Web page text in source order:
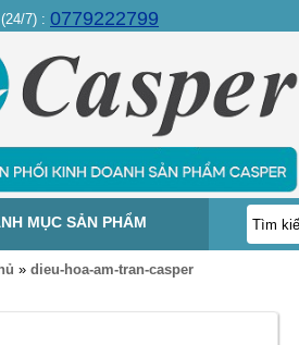
7) : 0779222799
MỤC SẢN PHẨM
» dieu-hoa-am-tran-casper